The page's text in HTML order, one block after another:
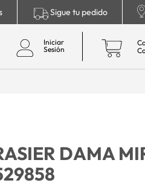
Sigue tu pedido
DAMA